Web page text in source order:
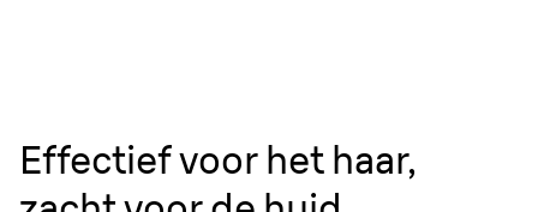
Effectief voor het haar,